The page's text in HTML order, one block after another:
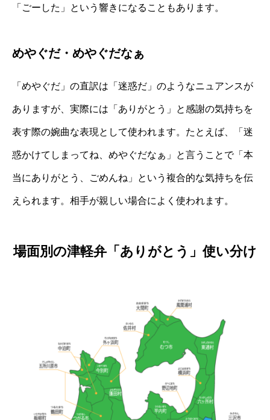
「ごーした」という響きになることもあります。
めやぐだ・めやぐだなぁ
「めやぐだ」の直訳は「迷惑だ」のようなニュアンスが
ありますが、実際には「ありがとう」と感謝の気持ちを
表す際の婉曲な表現として使われます。たとえば、「迷
惑かけてしまってね、めやぐだなぁ」と言うことで「本
当にありがとう、ごめんね」という複合的な気持ちを伝
えられます。相手が親しい場合によく使われます。
場面別の津軽弁「ありがとう」使い分け